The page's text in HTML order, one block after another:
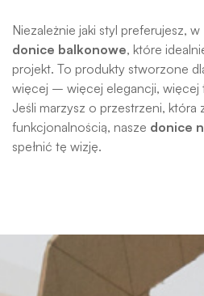
Niezależnie jaki styl preferujesz,
donice balkonowe, które
projekt. To produkty stworzone
więcej – więcej elegancji, więcej
Jeśli marzysz o przestrzeni, która
funkcjonalnością, nasze donice
spełnić tę wizję.